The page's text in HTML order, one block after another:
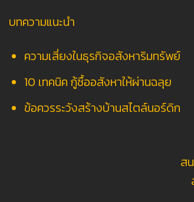
บทความแนะนำ
ความเสี่ยงในธุรกิจอสังหาริมทรัพย์
10 เทคนิค กู้ซื้ออสังหาให้ผ่านฉลุย
ข้อควรระวังสร้างบ้านสไตล์นอร์ดิก
ส